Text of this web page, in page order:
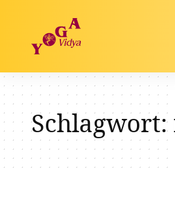
Schlagwort: